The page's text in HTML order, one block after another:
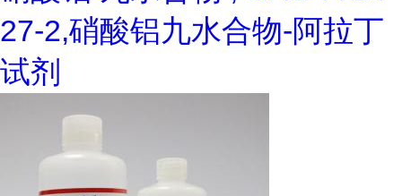
27-2,硝酸铝九水合物-阿拉丁
试剂